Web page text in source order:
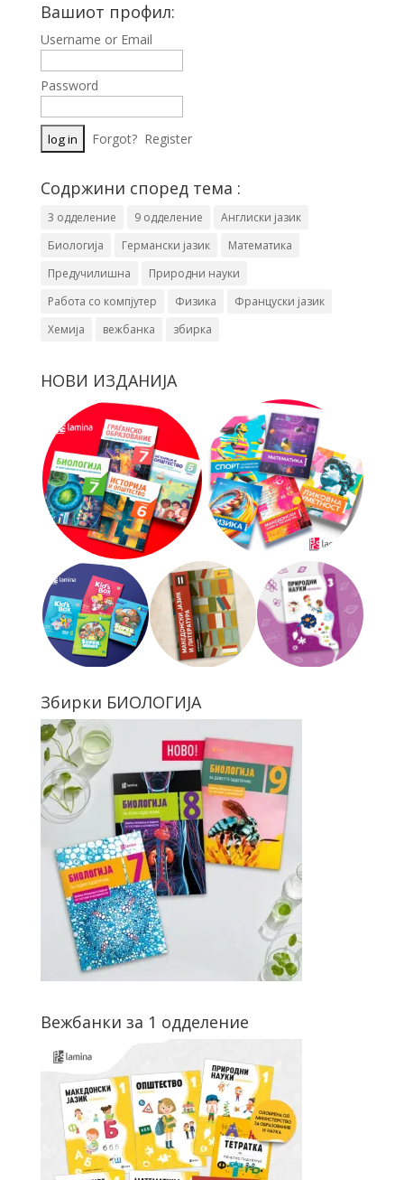
Вашиот профил:
Username or Email
Password
Forgot? Register
Содржини според тема :
3 одделение 9 одделение
Англиски јазик
Биологија
Германски јазик
Математика
Предучилишна
Природни науки
Работа со компјутер
Физика
Француски јазик
Хемија
вежбанка збирка
НОВИ ИЗДАНИЈА
Збирки БИОЛОГИЈА
Вежбанки за 1 одделение